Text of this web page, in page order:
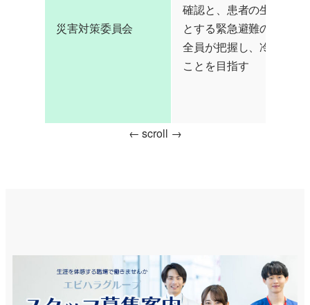
災害対策委員会
確認と、患者の生命の安
とする緊急避難の方法を
全員が把握し、冷静に対
ことを目指す
← scroll →